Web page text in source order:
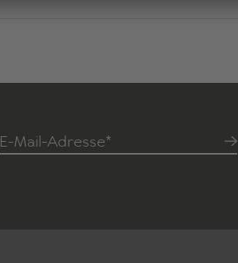
E-Mail-Adresse*